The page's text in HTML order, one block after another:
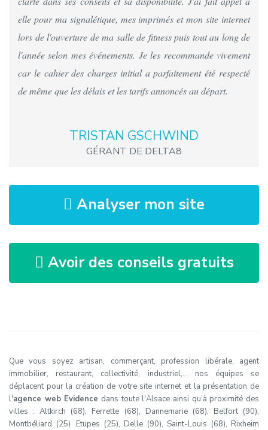
elle pour ma signalétique, mes imprimés et mon site internet
lors de l'ouverture de ma salle de fitness puis tout au long de
l'année selon mes événements. Je les recommande vivement
car le cahier des charges initial a parfaitement été respecté
de même que les délais et les tarifs annoncés au départ.
TRISTAN GSCHWIND
GÉRANT DE DELTA8
Analyser mon site
Avoir des conseils gratuits
Que vous soyez artisan, commerçant, profession libérale, agent
immobilier, restaurant, collectivité, industriel,… nos équipes se
déplacent pour la création de votre site internet et la présentation de
l'agence web Evidence dans toute l'Alsace ainsi qu’à proximité des
villes : Altkirch (68), Ferrette (68), Dannemarie (68), Belfort (90),
Montbéliard (25) ,Etupes (25), Delle (90), Saint-Louis (68), Rixheim